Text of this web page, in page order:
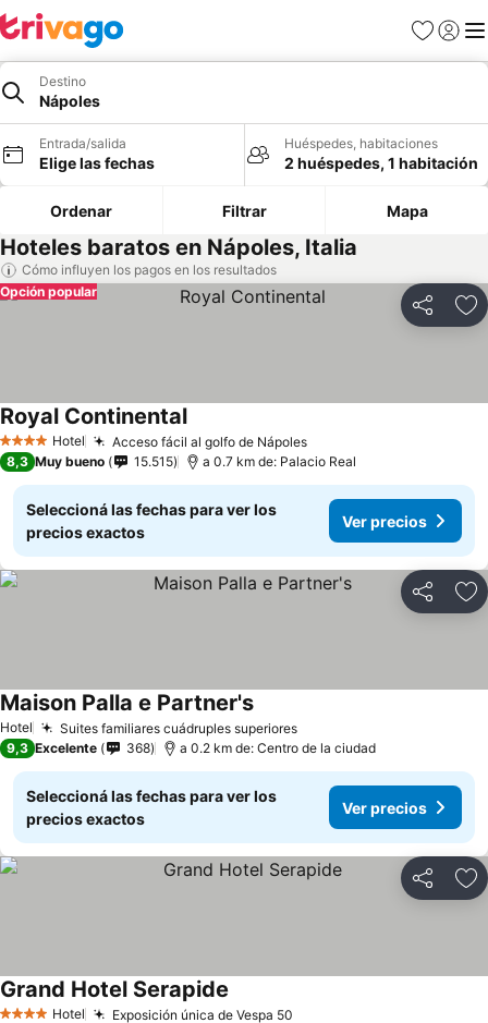
Favoritos
Iniciar
Destino
Nápoles
Entrada/salida
Elige las fechas
Huéspedes, habitaciones
2 huéspedes, 1 habitación
Ordenar Filtrar Mapa
Hoteles baratos en Nápoles, Italia
Cómo influyen los pagos en los resultados
Compartir
Opción popular
4 EstrellasHotel Acceso fácil al golfo de Nápoles
Royal Continental
8,3 Muy bueno 15.515 a 0.7 km de: Palacio Real
Seleccioná las fechas para ver los
precios exactos
Ver precios
Compartir
Hotel Suites familiares cuádruples superiores
Maison Palla e Partner's
9,3 Excelente 368 a 0.2 km de: Centro de la ciudad
Seleccioná las fechas para ver los
precios exactos
Ver precios
Compartir
Hotel Exposición única de Vespa 50
Grand Hotel Serapide